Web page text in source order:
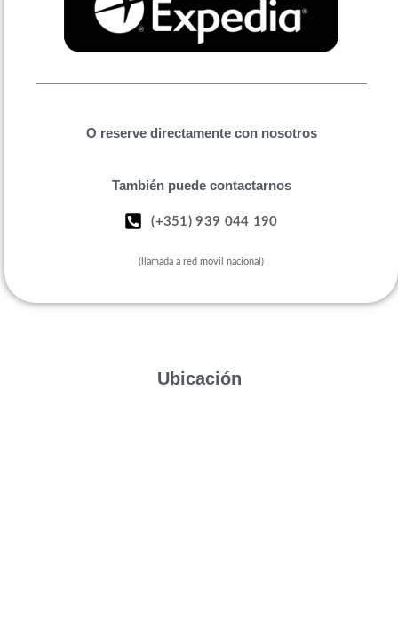
O reserve directamente con nosotros
También puede contactarnos
(+351) 939 044 190
(llamada a red móvil nacional)
Ubicación